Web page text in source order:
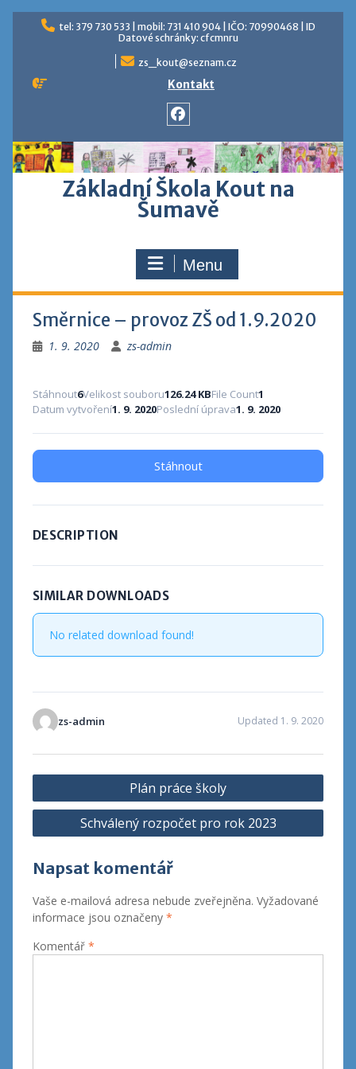
Skip
tel: 379 730 533 | mobil: 731 410 904 | IČO: 70990468 | ID
Datové schránky: cfcmnru
zs_kout@seznam.cz
Kontakt
Základní Škola Kout na
Šumavě
Menu
Směrnice – provoz ZŠ od 1.9.2020
1. 9. 2020 zs-admin
Stáhnout6Velikost souboru126.24 KBFile Count1
Datum vytvoření1. 9. 2020Poslední úprava1. 9. 2020
Stáhnout
DESCRIPTION
SIMILAR DOWNLOADS
No related download found!
zs-admin Updated 1. 9. 2020
Navigace
pro
příspěvek
Plán práce školy
Schválený rozpočet pro rok 2023
Napsat komentář
Vaše e-mailová adresa nebude zveřejněna. Vyžadované
informace jsou označeny *
Komentář *